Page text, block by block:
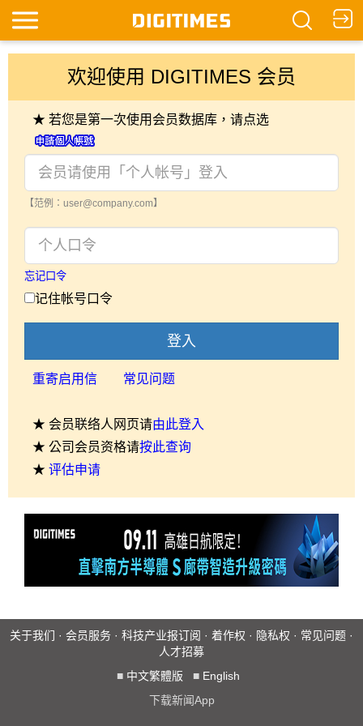
欢迎使用 DIGITIMES 会员
★ 若您是第一次使用会员数据库，请点选
【范例：user@company.com】
忘记口令
记住帐号口令
登入
重寄启用信 常见问题
★ 会员联络人网页请由此登入
★ 公司会员资格请按此查询
★ 评估申请
关于我们 · 会员服务 · 科技产业报订阅 · 着作权 · 隐私权 · 常见问题 ·
人才招募
■ 中文繁體版 ■ English
下载新闻App